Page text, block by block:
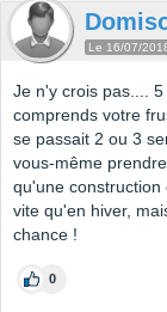
Le 16/07/
Je n'y crois pas....
comprends votre
se passait 2 ou 3
vous-même
qu'une
vite qu'en hiver,
chance !
0